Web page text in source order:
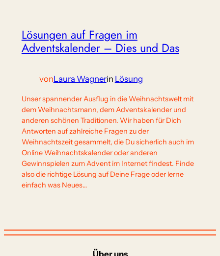
Lösungen auf Fragen im
Adventskalender – Dies und Das
vonLaura Wagnerin Lösung
Unser spannender Ausflug in die Weihnachtswelt mit
dem Weihnachtsmann, dem Adventskalender und
anderen schönen Traditionen. Wir haben für Dich
Antworten auf zahlreiche Fragen zu der
Weihnachtszeit gesammelt, die Du sicherlich auch im
Online Weihnachtskalender oder anderen
Gewinnspielen zum Advent im Internet findest. Finde
also die richtige Lösung auf Deine Frage oder lerne
einfach was Neues…